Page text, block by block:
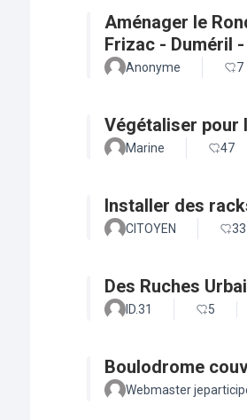
Aménager le
Frizac - Duméril
Anonyme 7
Végétaliser pour
Marine 47
Installer des
CITOYEN 33
Des Ruches
ID.31 5
Boulodrome
Webmaster